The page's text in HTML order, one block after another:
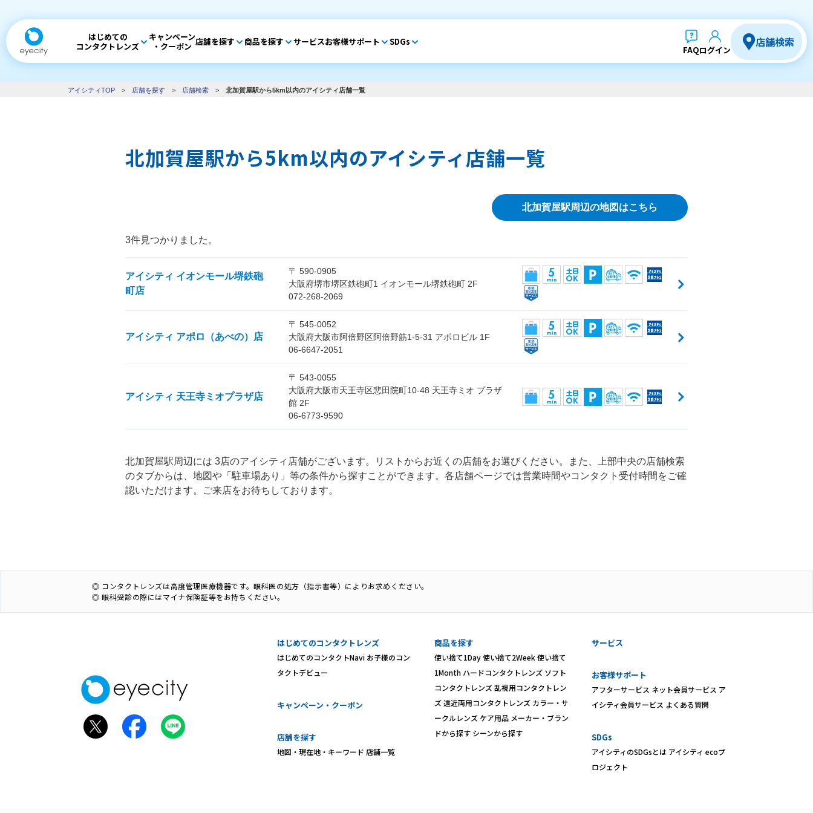
はじめての
コンタクトレンズ
キャンペーン
・クーポン 店舗を探す 商品を探す サービスお客様サポート SDGs
FAQログイン
店舗検索
アイシティTOP > 店舗を探す > 店舗検索 > 北加賀屋駅から5km以内のアイシティ店舗一覧
北加賀屋駅から5km以内のアイシティ店舗一覧
北加賀屋駅周辺の地図はこちら
3件見つかりました。
アイシティ イオンモール堺鉄砲
町店
〒 590-0905
大阪府堺市堺区鉄砲町1 イオンモール堺鉄砲町 2F
072-268-2069
アイシティ アポロ（あべの）店
〒 545-0052
大阪府大阪市阿倍野区阿倍野筋1-5-31 アポロビル 1F
06-6647-2051
アイシティ 天王寺ミオプラザ店
〒 543-0055
大阪府大阪市天王寺区悲田院町10-48 天王寺ミオ プラザ
館 2F
06-6773-9590
北加賀屋駅周辺には 3店のアイシティ店舗がございます。リストからお近くの店舗をお選びください。また、上部中央の店舗検索
のタブからは、地図や「駐車場あり」等の条件から探すことができます。各店舗ページでは営業時間やコンタクト受付時間をご確
認いただけます。ご来店をお待ちしております。
◎ コンタクトレンズは高度管理医療機器です。眼科医の処方（指示書等）によりお求めください。
◎ 眼科受診の際にはマイナ保険証等をお持ちください。
はじめてのコンタクトレンズ
はじめてのコンタクトNavi お子様のコン
タクトデビュー
キャンペーン・クーポン
店舗を探す
地図・現在地・キーワード 店舗一覧
商品を探す
使い捨て1Day 使い捨て2Week 使い捨て
1Month ハードコンタクトレンズ ソフト
コンタクトレンズ 乱視用コンタクトレン
ズ 遠近両用コンタクトレンズ カラー・サ
ークルレンズ ケア用品 メーカー・ブラン
ドから探す シーンから探す
サービス
お客様サポート
アフターサービス ネット会員サービス ア
イシティ会員サービス よくある質問
SDGs
アイシティのSDGsとは アイシティ ecoプ
ロジェクト